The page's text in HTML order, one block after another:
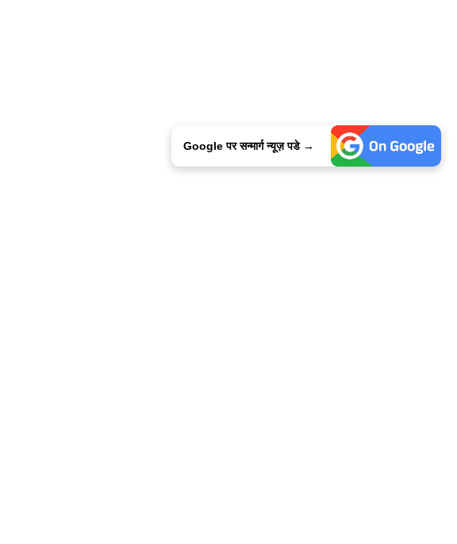
Google पर सन्मार्ग न्यूज़ पडे →